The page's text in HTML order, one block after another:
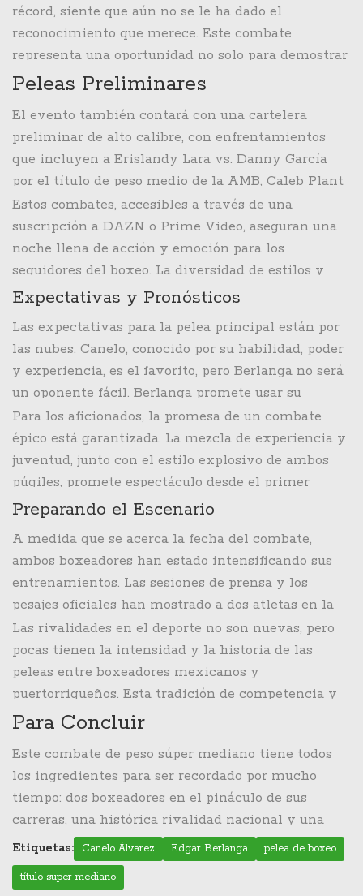
ha servido para reafirmar su posición como uno de
los mejores boxeadores de su generación, y la pelea
de este sábado no será diferente.
récord, siente que aún no se le ha dado el
reconocimiento que merece. Este combate
representa una oportunidad no solo para demostrar
su valía, sino también para establecer su nombre
Peleas Preliminares
El evento también contará con una cartelera
preliminar de alto calibre, con enfrentamientos
que incluyen a Erislandy Lara vs. Danny García
por el título de peso medio de la AMB, Caleb Plant
vs. Trevor McCumby por el título interino de peso
súper mediano de la AMB, Stephen Fulton vs.
Carlos Castro en una pelea de peso pluma, Roimán
Villa vs. Ricardo Salas en una pelea de peso wélter,
y Jonathan López vs. Richard Medina en una pelea
Estos combates, accesibles a través de una
suscripción a DAZN o Prime Video, aseguran una
noche llena de acción y emoción para los
seguidores del boxeo. La diversidad de estilos y
talentos en la cartelera preliminar contribuirá a
Expectativas y Pronósticos
Las expectativas para la pelea principal están por
las nubes. Canelo, conocido por su habilidad, poder
y experiencia, es el favorito, pero Berlanga no será
un oponente fácil. Berlanga promete usar su
inteligencia y voluntad para intentar sorprender al
campeón. Este combate no solo pondrá a prueba las
habilidades físicas de ambos boxeadores, sino
también su capacidad estratégica y mental.
Para los aficionados, la promesa de un combate
épico está garantizada. La mezcla de experiencia y
juventud, junto con el estilo explosivo de ambos
púgiles, promete espectáculo desde el primer
campanazo.
Preparando el Escenario
A medida que se acerca la fecha del combate,
ambos boxeadores han estado intensificando sus
entrenamientos. Las sesiones de prensa y los
pesajes oficiales han mostrado a dos atletas en la
mejor forma de sus carreras. Canelo, con su rutinas
de entrenamiento rigurosas y su dedicación, ha
dejado claro que no subestima a Berlanga. Berlanga,
por su parte, ha mostrado una confianza serena,
enfocado en el trabajo arduo y en su estrategia.
Las rivalidades en el deporte no son nuevas, pero
pocas tienen la intensidad y la historia de las
peleas entre boxeadores mexicanos y
puertorriqueños. Esta tradición de competencia y
respeto mutuo en el ring se convierte en una
Para Concluir
Este combate de peso súper mediano tiene todos
los ingredientes para ser recordado por mucho
tiempo: dos boxeadores en el pináculo de sus
carreras, una histórica rivalidad nacional y una
audiencia global que estará enganchada a cada
golpe. Independientemente del resultado, los
aficionados pueden estar seguros de una noche
Etiquetas: Canelo Álvarez Edgar Berlanga pelea de boxeo
título super mediano